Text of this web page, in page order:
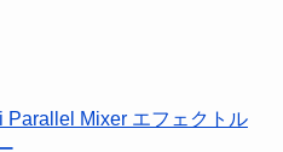
Parallel Mixer エフェクトル